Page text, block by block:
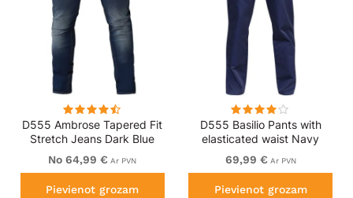
D555 Ambrose Tapered Fit
Stretch Jeans Dark Blue
No 64,99 € Ar PVN
Pievienot grozam
D555 Basilio Pants with
elasticated waist Navy
69,99 € Ar PVN
Pievienot grozam